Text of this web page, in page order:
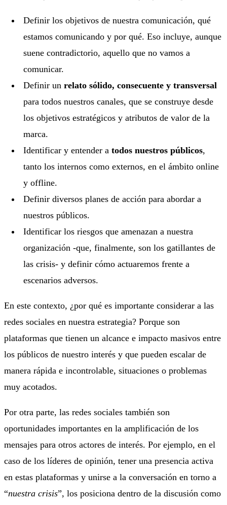
Definir los objetivos de nuestra comunicación, qué
estamos comunicando y por qué. Eso incluye, aunque
suene contradictorio, aquello que no vamos a
comunicar.
Definir unrelato sólido, consecuente y transversal
para todos nuestros canales, que se construye desde
los objetivos estratégicos y atributos de valor de la
marca.
Identificar y entender atodos nuestros públicos,
tanto los internos como externos, en el ámbito online
y offline.
Definir diversos planes de acción para abordar a
nuestros públicos.
Identificar los riesgos que amenazan a nuestra
organización -que, finalmente, son los gatillantes de
las crisis- y definir cómo actuaremos frente a
escenarios adversos.
En este contexto, ¿por qué es importante considerar a las
redes sociales en nuestra estrategia? Porque son
plataformas que tienen un alcance e impacto masivos entre
los públicos de nuestro interés y que pueden escalar de
manera rápida e incontrolable, situaciones o problemas
muy acotados.
Por otra parte, las redes sociales también son
oportunidades importantes en la amplificación de los
mensajes para otros actores de interés. Por ejemplo, en el
caso de los líderes de opinión, tener una presencia activa
en estas plataformas y unirse a la conversación en torno a
“nuestra crisis”, los posiciona dentro de la discusión como